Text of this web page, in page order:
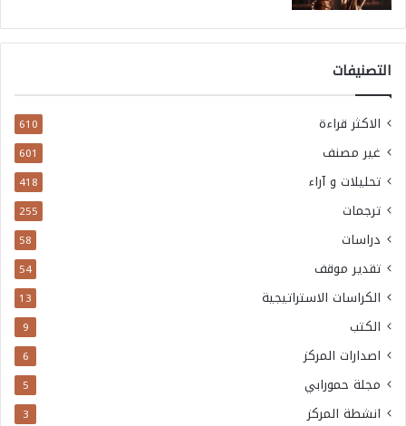
التصنيفات
الاكثر قراءة 610
غير مصنف 601
تحليلات و آراء 418
ترجمات 255
دراسات 58
تقدير موقف 54
الكراسات الاستراتيجية 13
الكتب 9
اصدارات المركز 6
مجلة حمورابي 5
انشطة المركز 3